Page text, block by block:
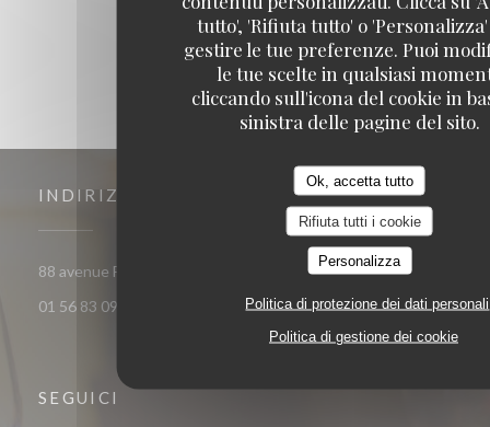
tutto', 'Rifiuta tutto' o
gestire le tue preferenze. Puoi
le tue scelte in qualsiasi
cliccando sull'icona del cookie in
sinistra delle pagine del sito.
Ok, accetta tutto
Rifiuta tutti i cookie
Personalizza
Politica di protezione dei dati personali
Politica di gestione dei cookie
INDIRIZZO
88 avenue Francois Arago 92000 Nanterre((apre una nuova
01 56 83 09 29
SEGUICI